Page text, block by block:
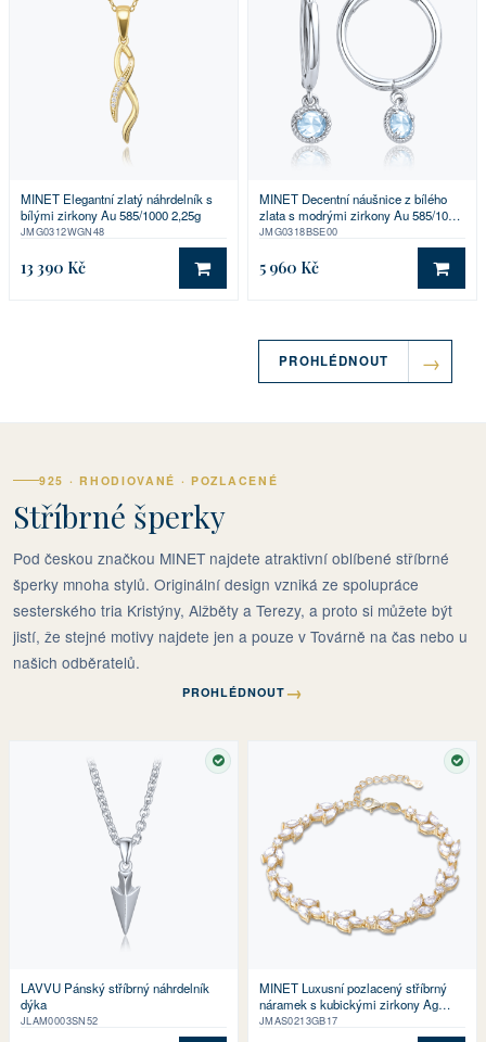
MINET Elegantní zlatý náhrdelník s
bílými zirkony Au 585/1000 2,25g
JMG0312WGN48
13 390 Kč DO KOŠÍKU
MINET Decentní náušnice z bílého
zlata s modrými zirkony Au 585/1000
1,00g
JMG0318BSE00
5 960 Kč DO
PROHLÉDNOUT
925 · RHODIOVANÉ · POZLACENÉ
Stříbrné šperky
Pod českou značkou MINET najdete atraktivní oblíbené stříbrné
šperky mnoha stylů. Originální design vzniká ze spolupráce
sesterského tria Kristýny, Alžběty a Terezy, a proto si můžete být
jistí, že stejné motivy najdete jen a pouze v Továrně na čas nebo u
našich odběratelů.
PROHLÉDNOUT →
SKLADEM
LAVVU Pánský stříbrný náhrdelník
dýka
JLAM0003SN52
MINET Luxusní pozlacený stříbrný
náramek s kubickými zirkony Ag
925/1000 10,95g
JMAS0213GB17